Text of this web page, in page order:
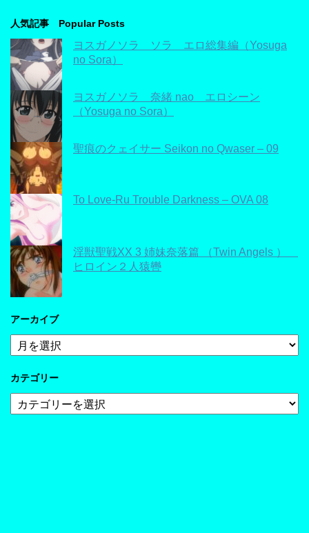
人気記事 Popular Posts
ヨスガノソラ ソラ エロ総集編（Yosuga
no Sora）
ヨスガノソラ 奈緒 nao エロシーン
（Yosuga no Sora）
聖痕のクェイサー Seikon no Qwaser – 09
To Love-Ru Trouble Darkness – OVA 08
淫獣聖戦XX 3 姉妹奈落篇 （Twin Angels ）
ヒロイン２人猿轡
アーカイブ
ア
ー
イ
カテゴリー
テ